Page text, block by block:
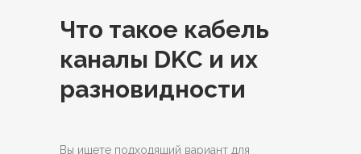
Что такое кабель
каналы DKC и их
разновидности
Вы ищете подходящий вариант для